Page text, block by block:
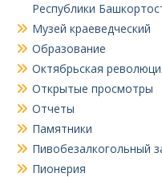
Республики
Музей краеведческий
Образование
Октябрьская
Открытые просмотры
Отчеты
Памятники
Пивобезалкогольный
Пионерия